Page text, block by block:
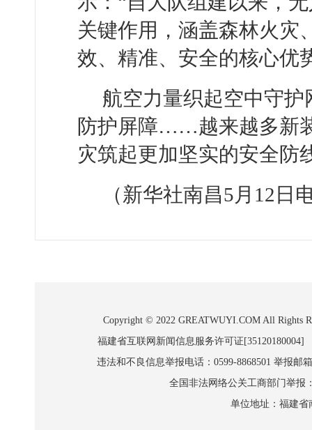
关键作用，涵盖森林火灾
效、精准、安全的核心优
航空力量织起空中守
防护屏障……越来越多新
灾筑起更加坚实的安全防
（新华社南昌5月12日
Copyright © 2022 GREATWUYI.COM All Rights
福建省互联网新闻信息服务许可证
违法和不良信息举报电话：0599-8868501 举报邮
全国非法网络公关工商部门举报
单位地址：福建省